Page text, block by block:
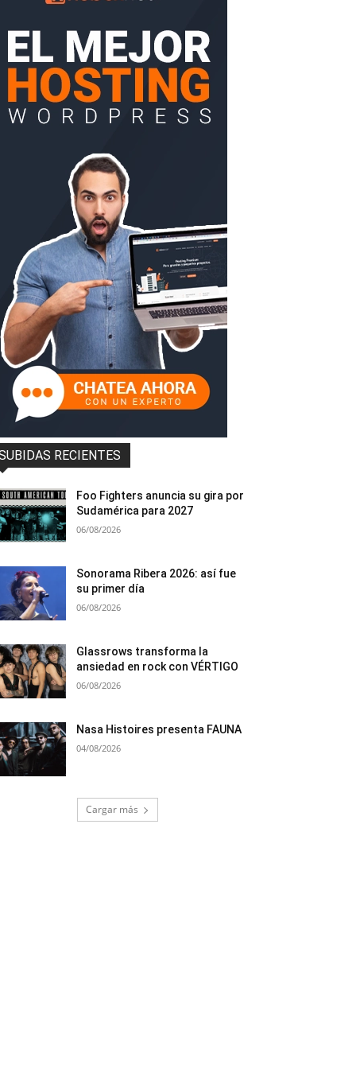
RECIENTES
Foo Fighters anuncia su gira por
Sudamérica para 2027
06/08/2026
Sonorama Ribera 2026: así fue
su primer día
06/08/2026
Glassrows transforma la
ansiedad en rock con VÉRTIGO
06/08/2026
Nasa Histoires presenta FAUNA
04/08/2026
Cargar más